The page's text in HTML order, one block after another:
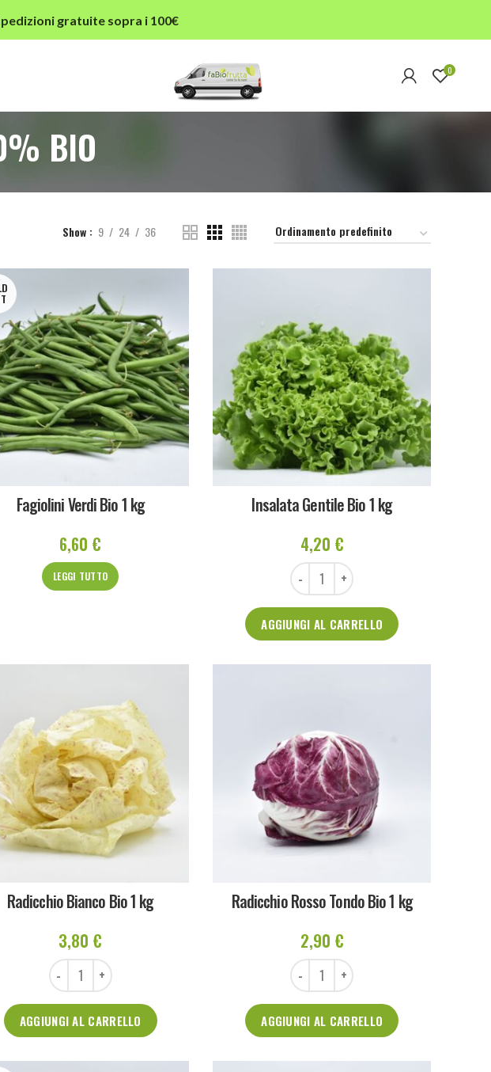
gratuite sopra i 100€
0
BIO
Show 9 24 36
Fagiolini Verdi Bio 1 kg
6,60 €
LEGGI TUTTO
Insalata Gentile Bio 1 kg
4,20 €
Insalata Gentile Bio 1 kg quantità
AGGIUNGI AL CARRELLO
Radicchio Bianco Bio 1 kg
3,80 €
Radicchio Bianco Bio 1 kg quantità
AGGIUNGI AL CARRELLO
Radicchio Rosso Tondo Bio 1 kg
2,90 €
Radicchio Rosso Tondo Bio 1 kg quantità
AGGIUNGI AL CARRELLO